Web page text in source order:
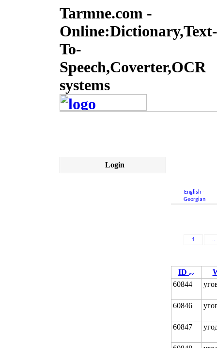
Tarmne.com -
Online:Dictionary,Text-
To-
Speech,Coverter,OCR
systems
Login
English -
Georgian
1 ..
ID
60844
60846
60847